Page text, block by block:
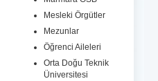
Mesleki Örgütler
Mezunlar
Öğrenci Aileleri
Orta Doğu Teknik
Üniversitesi